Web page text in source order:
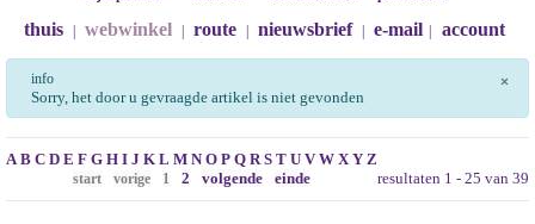
thuis webwinkel route nieuwsbrief e-mail account
×
info
Sorry, het door u gevraagde artikel is niet gevonden
A B C D E F G H I J K L M N O P Q R S T U V W X Y Z
resultaten 1 - 25 van 39
start vorige 1 2 volgende einde